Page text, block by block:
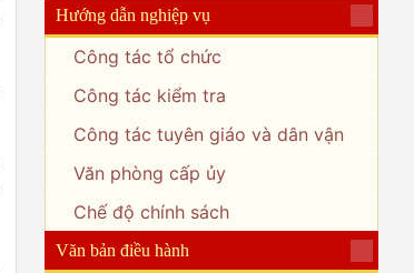
Hướng dẫn nghiệp vụ
Công tác tổ chức
Công tác kiểm tra
Công tác tuyên giáo và dân vận
Văn phòng cấp ủy
Chế độ chính sách
Văn bản điều hành